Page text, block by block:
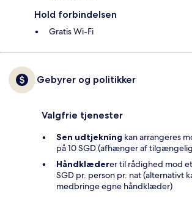
Hold forbindelsen
Gratis Wi-Fi
Gebyrer og politikker
Valgfrie tjenester
Sen udtjekning kan arrangeres
på 10 SGD (afhænger af
Håndklæderer til rådighed mod
SGD pr. person pr. nat (alternativt
medbringe egne håndklæder)